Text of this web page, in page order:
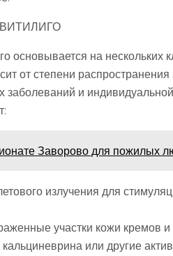
основывается на нескольких
от степени
заболеваний и
Заворово для пожилых
излучения для
участки кожи кремов и
или другие